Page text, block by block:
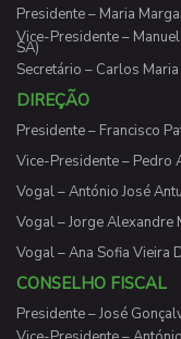
Presidente – Maria
Vice-Presidente –
SA)
Secretário – Carlos
DIREÇÃO
Presidente – Francisco
Vice-Presidente – Pedro
Vogal – António José
Vogal – Jorge Alexandre
Vogal – Ana Sofia Vieira
CONSELHO FISCAL
Presidente – José